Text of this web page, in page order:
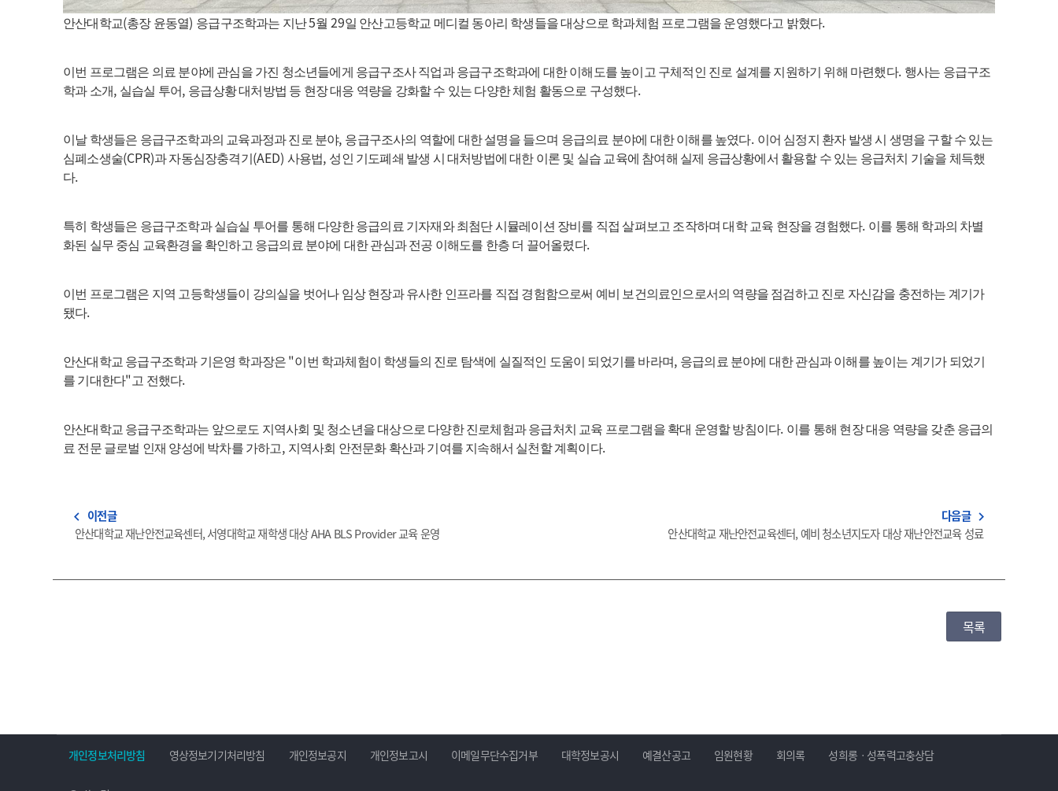
안산대학교(총장 윤동열) 응급구조학과는 지난5월 29일 안산고등학교 메디컬 동아리 학생들을 대상으로 학과체험 프로그램을 운영했다고 밝혔다.
이번 프로그램은 의료 분야에 관심을 가진 청소년들에게 응급구조사 직업과 응급구조학과에 대한 이해도를 높이고 구체적인 진로 설계를 지원하기 위해 마련했다. 행사는 응급구조
학과 소개, 실습실 투어, 응급상황 대처방법 등 현장 대응 역량을 강화할 수 있는 다양한 체험 활동으로 구성했다.
이날 학생들은 응급구조학과의 교육과정과 진로 분야, 응급구조사의 역할에 대한 설명을 들으며 응급의료 분야에 대한 이해를 높였다. 이어 심정지 환자 발생 시 생명을 구할 수 있는
심폐소생술(CPR)과 자동심장충격기 (AED) 사용법, 성인 기도폐쇄 발생 시 대처방법에 대한 이론 및 실습 교육에 참여해 실제 응급상황에서 활용할 수 있는 응급처치 기술을 체득했
다.
특히 학생들은 응급구조학과 실습실 투어를 통해 다양한 응급의료 기자재와 최첨단 시뮬레이션 장비를 직접 살펴보고 조작하며 대학 교육 현장을 경험했다. 이를 통해 학과의 차별
화된 실무 중심 교육환경을 확인하고 응급의료 분야에 대한 관심과 전공 이해도를 한층 더 끌어올렸다.
이번 프로그램은 지역 고등학생들이 강의실을 벗어나 임상 현장과 유사한 인프라를 직접 경험함으로써 예비 보건의료인으로서의 역량을 점검하고 진로 자신감을 충전하는 계기가
됐다.
안산대학교 응급구조학과 기은영 학과장은 "이번 학과체험이 학생들의 진로 탐색에 실질적인 도움이 되었기를 바라며, 응급의료 분야에 대한 관심과 이해를 높이는 계기가 되었기
를 기대한다" 고 전했다.
안산대학교 응급구조학과는 앞으로도 지역사회 및 청소년을 대상으로 다양한 진로체험과 응급처치 교육 프로그램을 확대 운영할 방침이다. 이를 통해 현장 대응 역량을 갖춘 응급의
료 전문 글로벌 인재 양성에 박차를 가하고, 지역사회 안전문화 확산과 기여를 지속해서 실천할 계획이다.
navigate_before 이전글
안산대학교 재난안전교육센터, 서영대학교 재학생 대상 AHA BLS Provider 교육 운영
다음글 navigate_next
안산대학교 재난안전교육센터, 예비 청소년지도자 대상 재난안전교육 성료
목록
개인정보처리방침 영상정보기기처리방침 개인정보공지 개인정보고시 이메일무단수집거부 대학정보공시 예결산공고 임원현황 회의록 성희롱ㆍ성폭력고충상담